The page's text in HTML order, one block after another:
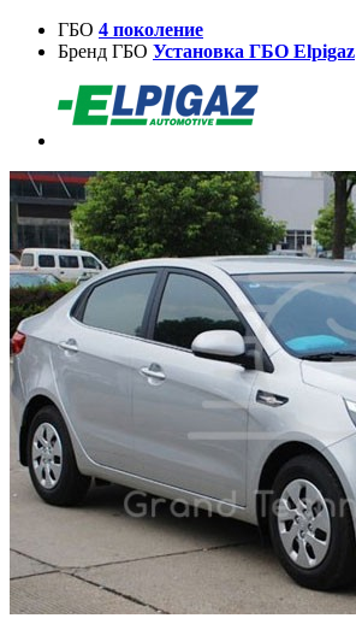
ГБО 4 поколение
Бренд ГБО Установка ГБО Elpigaz